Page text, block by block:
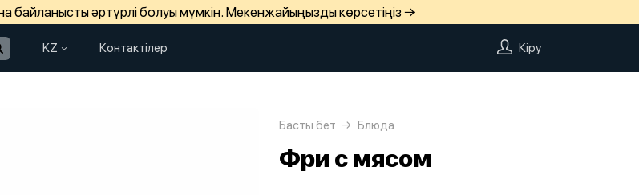
байланысты әртүрлі болуы мүмкін. Мекенжайыңызды көрсетіңіз →
KZ Контактілер Кіру
Басты бет Блюда
Фри с мясом